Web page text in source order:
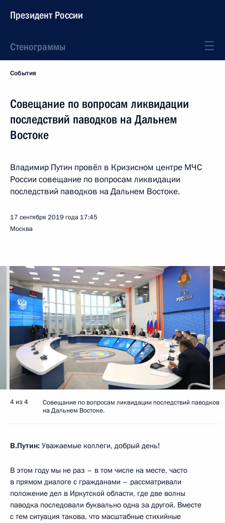
Президент России
Стенограммы
События
Совещание по вопросам ликвидации
последствий паводков на Дальнем
Востоке
Владимир Путин провёл в Кризисном центре МЧС
России совещание по вопросам ликвидации
последствий паводков на Дальнем Востоке.
17 сентября 2019 года 17:45
Москва
4 из 4
Совещание по вопросам ликвидации последствий паводков
на Дальнем Востоке.
В.Путин: Уважаемые коллеги, добрый день!
В этом году мы не раз – в том числе на месте, часто
в прямом диалоге с гражданами – рассматривали
положение дел в Иркутской области, где две волны
паводка последовали буквально одна за другой. Вместе
с тем ситуация такова, что масштабные стихийные